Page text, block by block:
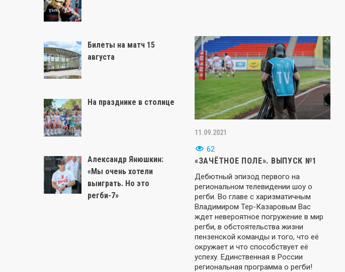
11.09.2021
62
«ЗАЧЁТНОЕ ПОЛЕ». ВЫПУСК №1
Дебютный эпизод первого на
региональном телевидении шоу о
регби. Во главе с харизматичным
Владимиром Тер-Казаровым Вас
ждет невероятное погружение в мир
регби, в обстоятельства жизни
пензенской команды и того, что её
окружает и что способствует её
успеху. Единственная в России
региональная программа о регби!
Билеты на матч 15
августа
На празднике в столице
Александр Янюшкин:
«Мы очень хотели
выиграть. Но это
регби-7»